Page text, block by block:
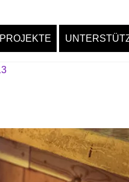
PROJEKTE